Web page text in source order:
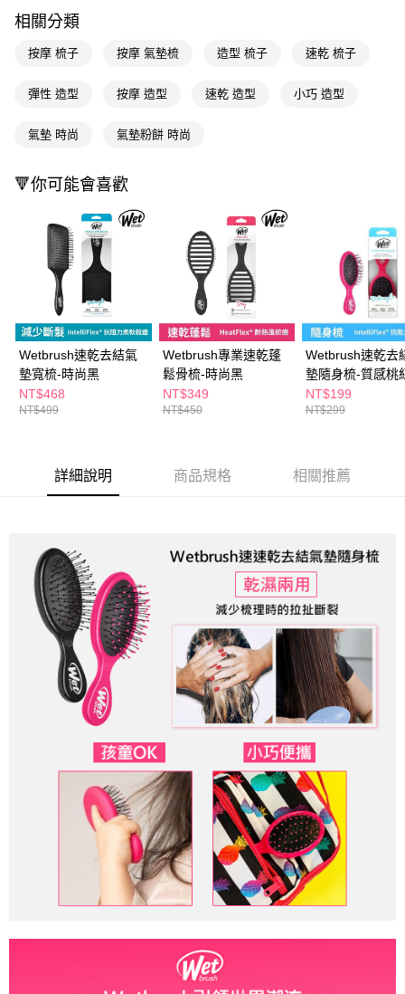
便利好安心！
１．簡單：不需註冊會員、不需綁卡、不需儲值。
２．便利：只要手機號碼，簡訊認證，即可結帳。
３．安心：先確認商品／服務後，再付款。
【「AFTEE先享後付」結帳流程】
結帳頁面，進行簡訊認證並確認金額後，即可完成結帳。
２．訂單成立數日內，您將收到繳費通知簡訊。
ATM／網路銀行／等多元方式進行付款，方視為交易完成。
※ 請注意：結帳手續完成當下不需立刻繳費，但若您需要取消訂單，請聯絡
購買商品的店家。未經商家同意取消之訂單仍視為有效，需透過AFTEE先享
後付繳納相關費用。
※ 交易是否成功請以「AFTEE先享後付 」之結帳頁面顯示為準，若有關於
是否繳費成功／繳費後需取消欲退款等相關疑問，請聯繫「AFTEE先享後付
客戶支援中心」
https://netprotections.freshdesk.com/support/home
【注意事項】
１．透過由恩沛科技股份有限公司提供之「AFTEE先享後付」服務完成之交
易，需依本服務之必要範圍內提供個人資料，並將交易相關給付款項請求債
權轉讓予恩沛科技股份有限公司。
２．關於個人資料處理事宜，請瀏覽以下網址：
https://aftee.tw/terms/#terms3
３．未成年的使用者請事先徵得法定代理人或監護人之同意方可使用
時審查核予不同之上限額度；若仍有額度不足之情形，本公司將視審查結果
請求用戶進行身份認證。
每筆NT$65，滿NT$390(含以上)免運費
付款後全家取貨
萊爾富取貨付款
每筆NT$65，滿NT$490(含以上)免運費
付款後萊爾富取貨
每筆NT$65，滿NT$490(含以上)免運費
7-11取貨付款
每筆NT$65，滿NT$490(含以上)免運費
付款後7-11取貨
每筆NT$65，滿NT$490(含以上)免運費
宅配(本島)
付款後寶雅門市自取(由倉庫統一出貨)
每筆NT$80，滿NT$290(含以上)免運費
相關分類
按摩 梳子 按摩 氣墊梳 造型 梳子 速乾 梳子
彈性 造型 按摩 造型 速乾 造型 小巧 造型
氣墊 時尚 氣墊粉餅 時尚
🔻你可能會喜歡
Wetbrush速乾去結氣
墊寬梳-時尚黑
NT$468
NT$499
Wetbrush專業速乾蓬
鬆骨梳-時尚黑
NT$349
NT$450
Wetbrush速乾去
墊隨身梳-質感桃
NT$199
NT$299
詳細說明 商品規格 相關推薦